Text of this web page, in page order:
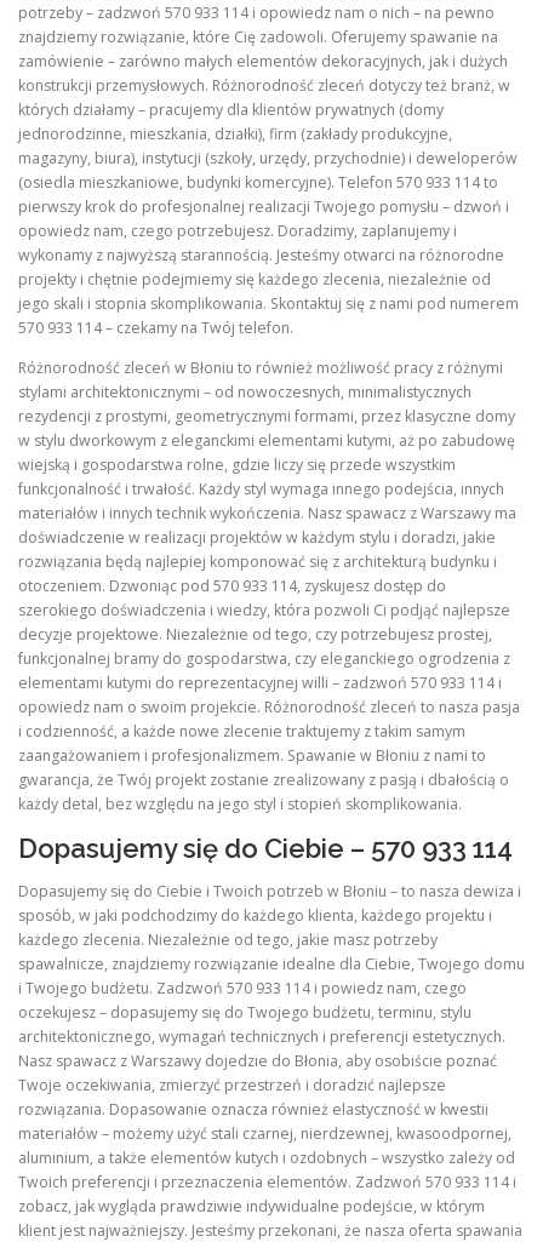
potrzeby – zadzwoń 570 933 114 i opowiedz nam o nich – na pewno
znajdziemy rozwiązanie, które Cię zadowoli. Oferujemy spawanie na
zamówienie – zarówno małych elementów dekoracyjnych, jak i dużych
konstrukcji przemysłowych. Różnorodność zleceń dotyczy też branż, w
których działamy – pracujemy dla klientów prywatnych (domy
jednorodzinne, mieszkania, działki), firm (zakłady produkcyjne,
magazyny, biura), instytucji (szkoły, urzędy, przychodnie) i deweloperów
(osiedla mieszkaniowe, budynki komercyjne). Telefon 570 933 114 to
pierwszy krok do profesjonalnej realizacji Twojego pomysłu – dzwoń i
opowiedz nam, czego potrzebujesz. Doradzimy, zaplanujemy i
wykonamy z najwyższą starannością. Jesteśmy otwarci na różnorodne
projekty i chętnie podejmiemy się każdego zlecenia, niezależnie od
jego skali i stopnia skomplikowania. Skontaktuj się z nami pod numerem
570 933 114 – czekamy na Twój telefon.
Różnorodność zleceń w Błoniu to również możliwość pracy z różnymi
stylami architektonicznymi – od nowoczesnych, minimalistycznych
rezydencji z prostymi, geometrycznymi formami, przez klasyczne domy
w stylu dworkowym z eleganckimi elementami kutymi, aż po zabudowę
wiejską i gospodarstwa rolne, gdzie liczy się przede wszystkim
funkcjonalność i trwałość. Każdy styl wymaga innego podejścia, innych
materiałów i innych technik wykończenia. Nasz spawacz z Warszawy ma
doświadczenie w realizacji projektów w każdym stylu i doradzi, jakie
rozwiązania będą najlepiej komponować się z architekturą budynku i
otoczeniem. Dzwoniąc pod 570 933 114, zyskujesz dostęp do
szerokiego doświadczenia i wiedzy, która pozwoli Ci podjąć najlepsze
decyzje projektowe. Niezależnie od tego, czy potrzebujesz prostej,
funkcjonalnej bramy do gospodarstwa, czy eleganckiego ogrodzenia z
elementami kutymi do reprezentacyjnej willi – zadzwoń 570 933 114 i
opowiedz nam o swoim projekcie. Różnorodność zleceń to nasza pasja
i codzienność, a każde nowe zlecenie traktujemy z takim samym
zaangażowaniem i profesjonalizmem. Spawanie w Błoniu z nami to
gwarancja, że Twój projekt zostanie zrealizowany z pasją i dbałością o
każdy detal, bez względu na jego styl i stopień skomplikowania.
Dopasujemy się do Ciebie – 570 933 114
Dopasujemy się do Ciebie i Twoich potrzeb w Błoniu – to nasza dewiza i
sposób, w jaki podchodzimy do każdego klienta, każdego projektu i
każdego zlecenia. Niezależnie od tego, jakie masz potrzeby
spawalnicze, znajdziemy rozwiązanie idealne dla Ciebie, Twojego domu
i Twojego budżetu. Zadzwoń 570 933 114 i powiedz nam, czego
oczekujesz – dopasujemy się do Twojego budżetu, terminu, stylu
architektonicznego, wymagań technicznych i preferencji estetycznych.
Nasz spawacz z Warszawy dojedzie do Błonia, aby osobiście poznać
Twoje oczekiwania, zmierzyć przestrzeń i doradzić najlepsze
rozwiązania. Dopasowanie oznacza również elastyczność w kwestii
materiałów – możemy użyć stali czarnej, nierdzewnej, kwasoodpornej,
aluminium, a także elementów kutych i ozdobnych – wszystko zależy od
Twoich preferencji i przeznaczenia elementów. Zadzwoń 570 933 114 i
zobacz, jak wygląda prawdziwie indywidualne podejście, w którym
klient jest najważniejszy. Jesteśmy przekonani, że nasza oferta spawania